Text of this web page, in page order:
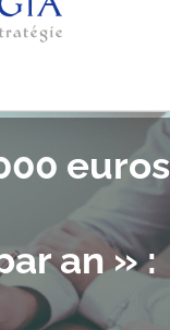
euros
an » :